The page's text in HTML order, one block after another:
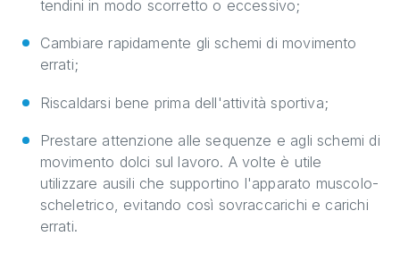
tendini in modo scorretto o eccessivo;
Cambiare rapidamente gli schemi di movimento
errati;
Riscaldarsi bene prima dell'attività sportiva;
Prestare attenzione alle sequenze e agli schemi di
movimento dolci sul lavoro. A volte è utile
utilizzare ausili che supportino l'apparato muscolo-
scheletrico, evitando così sovraccarichi e carichi
errati.